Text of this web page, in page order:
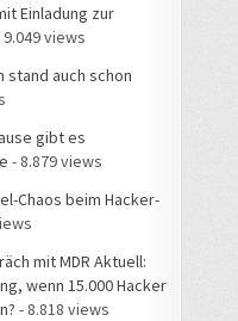
Einladung zur
9.049 views
stand auch schon
gibt es
- 8.879 views
Chaos beim Hacker-
mit MDR Aktuell:
wenn 15.000 Hacker
- 8.818 views